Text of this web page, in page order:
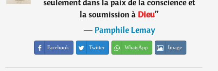
la soumission à Dieu”
―Pamphile Lemay
Facebook Twitter WhatsApp Image